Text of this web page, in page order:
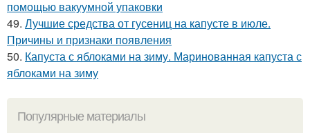
помощью вакуумной упаковки
49. Лучшие средства от гусениц на капусте в июле.
Причины и признаки появления
50. Капуста с яблоками на зиму. Маринованная капуста с
яблоками на зиму
Популярные материалы